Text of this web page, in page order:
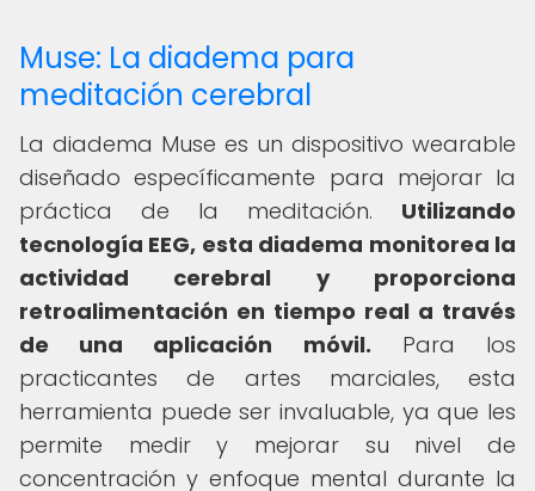
Muse: La diadema para
meditación cerebral
La diadema Muse es un dispositivo wearable
diseñado específicamente para mejorar la
práctica de la meditación. Utilizando
tecnología EEG, esta diadema monitorea la
actividad cerebral y proporciona
retroalimentación en tiempo real a través
de una aplicación móvil. Para los
practicantes de artes marciales, esta
herramienta puede ser invaluable, ya que les
permite medir y mejorar su nivel de
concentración y enfoque mental durante la